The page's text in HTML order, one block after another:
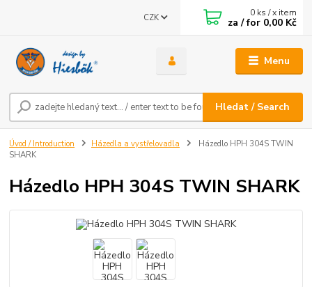
Menu
CZK
Hledat / Search
0 ks / x item
za / for 0,00 Kč
Úvod / Introduction Házedla a vystřelovadla
Házedlo HPH 304S TWIN
SHARK
Házedlo HPH 304S TWIN SHARK